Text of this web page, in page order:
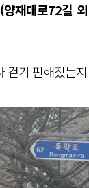
양재대로72길
걷기 편해졌는